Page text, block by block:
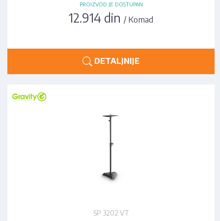
PROIZVOD JE DOSTUPAN
12.914 din / Komad
DETALJNIJE
SP 3202 VT